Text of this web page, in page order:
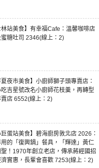
林站美食】有幸福Cafe：溫馨咖啡店
糖吐司 2346(線上：2)
夏夜市美食】小廚師獅子頭專賣店：
吉星號改名小廚師花枝羹，再轉型
店 6552(線上：2)
巨蛋站美食】碧海廚房敦北店 2026：
的「復興鍋」餐具，「輝達」黃仁
！1970年創立老店，傳承蔣經國招
實惠，長輩會喜歡 7253(線上：2)